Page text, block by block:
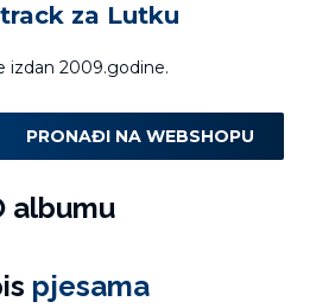
za Lutku
izdan 2009.godine.
PRONAĐI NA WEBSHOPU
albumu
pjesama